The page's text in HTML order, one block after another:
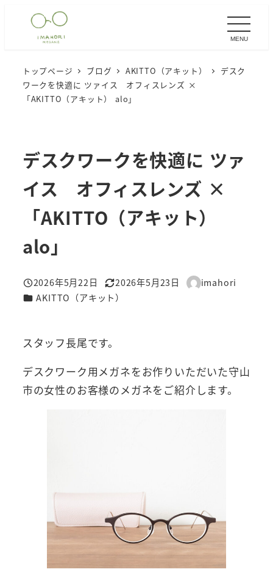
MENU
トップページ ブログ AKITTO（アキット）
デスク
ワークを快適に ツァイス オフィスレンズ ×
「AKITTO（アキット） alo」
デスクワークを快適に ツァ
イス オフィスレンズ ×
「AKITTO（アキット）
alo」
投稿日
2026年5月22日
更新日
2026年5月23日
著
imahori
カテゴリー
AKITTO（アキット）
スタッフ長尾です。
デスクワーク用メガネをお作りいただいた守山
市の女性のお客様のメガネをご紹介します。